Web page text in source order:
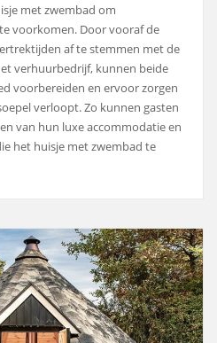
met zwembad om
voorkomen. Door vooraf de
af te stemmen met de
verhuurbedrijf, kunnen beide
voorbereiden en ervoor zorgen
verloopt. Zo kunnen gasten
van hun luxe accommodatie en
het huisje met zwembad te